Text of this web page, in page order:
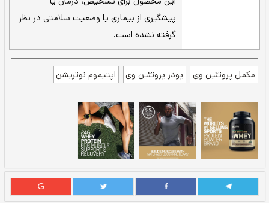
240 میلی‌لیتر مایع آب سرد یا شیر مخلوط
کنید و به مدت 30 ثانیه هم بزنید، تکان
دهید یا مخلوط کنید تا حل شود.
هم زدن قاشق -اگر شیکر خود را فراموش کردید یا
وقت ندارید از مخلوط کن استفاده کنید، کافی
است یک پیمانه گرد از مکمل را با یک لیوان پر
از 170 تا 240 میلی‌لیتر آب یا نوشیدنی مورد
علاقه خود اضافه کنید. سپس آن را با قاشق